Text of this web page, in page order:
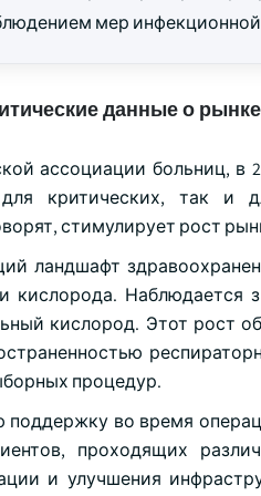
мер
данные о
ассоциации больниц, в
критических, так и
стимулирует рост
ландшафт
Наблюдается
кислород. Этот рост
процедур.
во время
проходящих
и улучшения